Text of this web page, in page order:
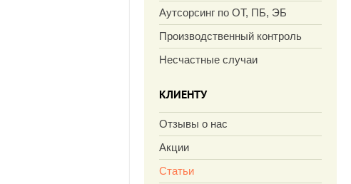
Аутсорсинг по ОТ, ПБ, ЭБ
Производственный контроль
Несчастные случаи
КЛИЕНТУ
Отзывы о нас
Акции
Статьи